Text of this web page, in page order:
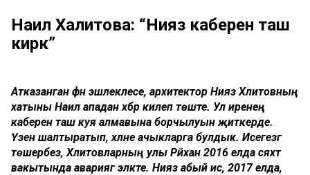
Наилә Халитова: “Нияз каберенә таш
кирәк”
Атказанган фән эшлеклесе, архитектор Нияз Хәлитовның
хатыны Наилә ападан хәбәр килеп төште. Ул иренең
каберенә таш куя алмавына борчылуын җиткерде.
Үзенә шалтыратып, хәлне ачыкларга булдык. Исегезгә
төшерәбез, Хәлитовларның улы Рәйхан 2016 елда сәяхәт
вакытында авариягә эләкте. Нияз абый исә, 2017 елда,